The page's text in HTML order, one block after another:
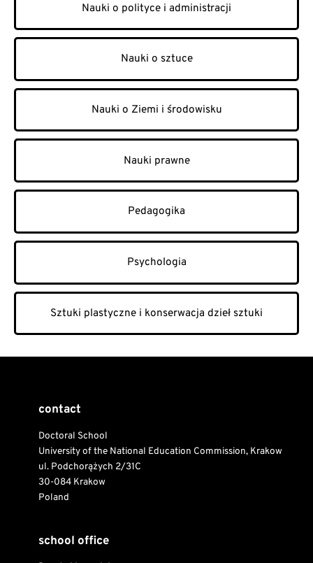
Nauki o polityce i administracji
Nauki o sztuce
Nauki o Ziemi i środowisku
Nauki prawne
Pedagogika
Psychologia
Sztuki plastyczne i konserwacja dzieł sztuki
contact
Doctoral School
University of the National Education Commission, Krakow
ul. Podchorążych 2/31C
30-084 Krakow
Poland
school office